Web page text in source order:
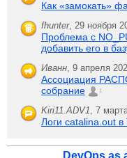
Как «замокать»
fhunter, 29 ноября
Проблема с
добавить его в
Иванн, 9 апреля
Ассоциация
собрание
1
Kiri11.ADV1, 7
Логи catalina.out
DevOps as